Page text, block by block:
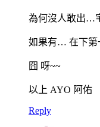
為何沒人敢出…
如果有… 在下第
囧 呀~~
以上 AYO 阿佑
Reply